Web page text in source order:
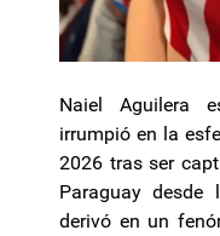
Naiel Aguilera
irrumpió en la
2026 tras ser
Paraguay
derivó en un